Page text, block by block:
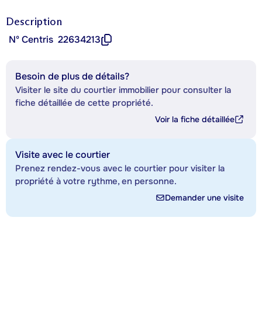
Description
Nº Centris 22634213
Besoin de plus de détails?
Visiter le site du courtier immobilier pour consulter la
fiche détaillée de cette propriété.
Voir la fiche détaillée
Visite avec le courtier
Prenez rendez-vous avec le courtier pour visiter la
propriété à votre rythme, en personne.
Demander une visite